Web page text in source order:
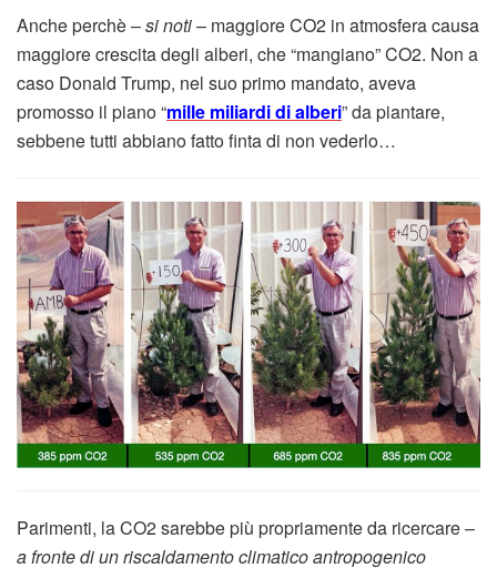
Anche perchè –si noti– maggiore CO2 in atmosfera causa
maggiore crescita degli alberi, che “mangiano” CO2. Non a
caso Donald Trump, nel suo primo mandato, aveva
promosso il piano “mille miliardi di alberi” da piantare,
sebbene tutti abbiano fatto finta di non vederlo…
Parimenti, la CO2 sarebbe più propriamente da ricercare –
a fronte di un riscaldamento climatico antropogenico